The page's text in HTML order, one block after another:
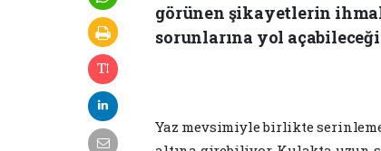
görünen şikayetlerin
sorunlarına yol
Yaz mevsimiyle birlikte